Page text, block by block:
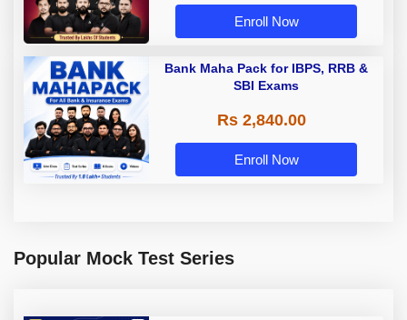
Enroll Now
Bank Maha Pack for IBPS, RRB &
SBI Exams
Rs 2,840.00
Enroll Now
Popular Mock Test Series